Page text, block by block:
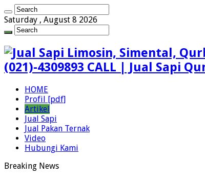
Saturday , August 8 2026
(021)-4309893 CALL | Jual Sapi
HOME
Profil [pdf]
Artikel
Jual Sapi
Jual Pakan Ternak
Video
Hubungi Kami
Breaking News